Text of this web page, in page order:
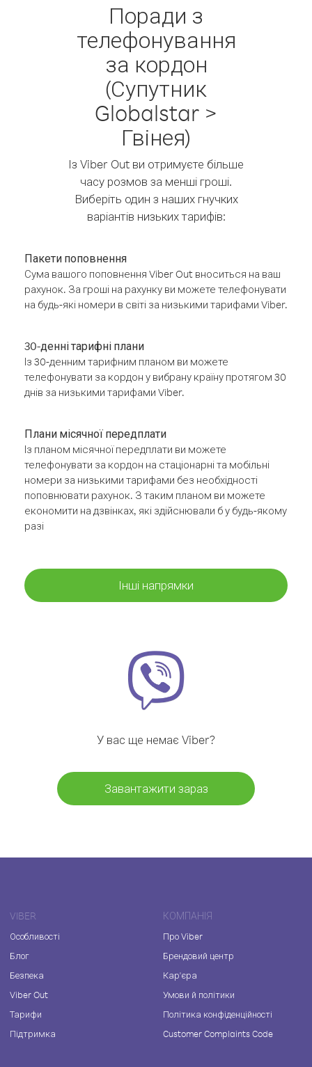
Поради з
телефонування
за кордон
(Супутник
Globalstar >
Гвінея)
Із Viber Out ви отримуєте більше
часу розмов за менші гроші.
Виберіть один з наших гнучких
варіантів низьких тарифів:
Пакети поповнення
Сума вашого поповнення Viber Out вноситься на ваш
рахунок. За гроші на рахунку ви можете телефонувати
на будь-які номери в світі за низькими тарифами Viber.
30-денні тарифні плани
Із 30-денним тарифним планом ви можете
телефонувати за кордон у вибрану країну протягом 30
днів за низькими тарифами Viber.
Плани місячної передплати
Із планом місячної передплати ви можете
телефонувати за кордон на стаціонарні та мобільні
номери за низькими тарифами без необхідності
поповнювати рахунок. З таким планом ви можете
економити на дзвінках, які здійснювали б у будь-якому
разі
Інші напрямки
У вас ще немає Viber?
Завантажити зараз
VIBER
Особливості
Блог
Безпека
Viber Out
Тарифи
Підтримка
КОМПАНІЯ
Про Viber
Брендовий центр
Кар'єра
Умови й політики
Політика конфіденційності
Customer Complaints Code